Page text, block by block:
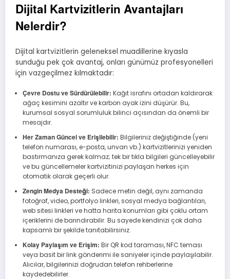
Dijital Kartvizitlerin Avantajları
Nelerdir?
Dijital kartvizitlerin geleneksel muadillerine kıyasla
sunduğu pek çok avantaj, onları günümüz profesyonelleri
için vazgeçilmez kılmaktadır:
Çevre Dostu ve Sürdürülebilir: Kağıt israfını ortadan kaldırarak
ağaç kesimini azaltır ve karbon ayak izini düşürür. Bu,
kurumsal sosyal sorumluluk bilinci açısından da önemli bir
mesajdır.
Her Zaman Güncel ve Erişilebilir: Bilgileriniz değiştiğinde (yeni
telefon numarası, e-posta, unvan vb.) kartvizitlerinizi yeniden
bastırmanıza gerek kalmaz; tek bir tıkla bilgileri güncelleyebilir
ve bu güncellemeler kartvizitinizi paylaşan herkes için
otomatik olarak geçerli olur.
Zengin Medya Desteği: Sadece metin değil, aynı zamanda
fotoğraf, video, portfolyo linkleri, sosyal medya bağlantıları,
web sitesi linkleri ve hatta harita konumları gibi çoklu ortam
içeriklerini de barındırabilir. Bu sayede kendinizi çok daha
kapsamlı bir şekilde tanıtabilirsiniz.
Kolay Paylaşım ve Erişim: Bir QR kod taraması, NFC teması
veya basit bir link gönderimi ile saniyeler içinde paylaşılabilir.
Alıcılar, bilgilerinizi doğrudan telefon rehberlerine
kaydedebilirler.